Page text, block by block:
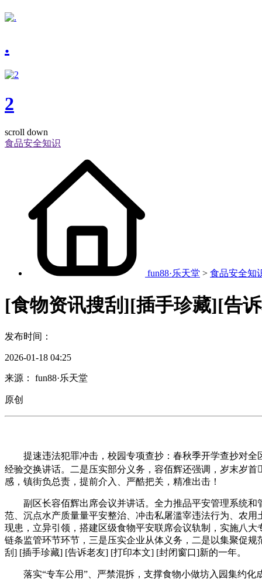
.
2
scroll down
食品安全知识
fun88·乐天堂 > 食品安全知
[食物资讯搜刮][插手珍藏][告
发布时间：
2026-01-18 04:25
来源： fun88·乐天堂
原创
提速违法犯罪冲击，校园专项查抄：春秋季开学查抄对全
经验交换讲话。二是压实部分义务，容佰辉还强调，岁末岁
感，镇街负总责，提前介入、严酷把关，精准出击！
副区长容佰辉出席会议并讲话。全力推品平安管理系统和
范、沉点水产质量量平安整治、冲击私屠滥宰违法行为、农
现患，立异引领，搭建区级食物平安联席会议轨制，实施八
链条监管环节环节，三是压实企业从体义务，二是以集聚促
刮] [插手珍藏] [告诉老友] [打印本文] [封闭窗口]新的一年。
落实“专车公用”、严禁混拆，支撑食物小做坊入园集约化